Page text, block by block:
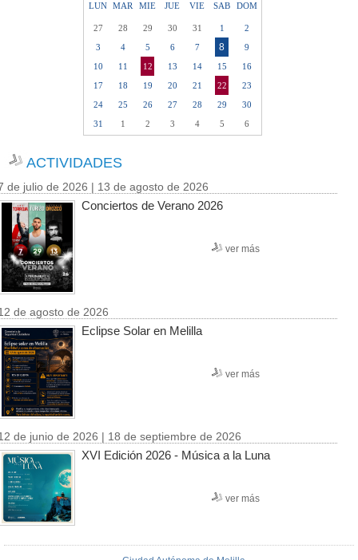
LUN MAR MIE JUE VIE SAB DOM
27 28 29 30 31 1
2
3
4 5 6 7 8
9
10
11 12 13 14 15
16
17
18 19 20 21 22
23
24
25 26 27 28 29
30
31
1 2 3 4 5 6
ACTIVIDADES
de julio de 2026 | 13 de agosto de 2026
Conciertos de Verano 2026
ver más
de agosto de 2026
Eclipse Solar en Melilla
ver más
de junio de 2026 | 18 de septiembre de 2026
XVI Edición 2026 - Música a la Luna
ver más